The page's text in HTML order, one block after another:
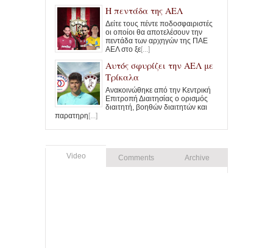
Η πεντάδα της ΑΕΛ
Δείτε τους πέντε ποδοσφαιριστές
οι οποίοι θα αποτελέσουν την
πεντάδα των αρχηγών της ΠΑΕ
ΑΕΛ στο ξε[...]
Αυτός σφυρίζει την ΑΕΛ με
Τρίκαλα
Ανακοινώθηκε από την Κεντρική
Επιτροπή Διαιτησίας ο ορισμός
διαιτητή, βοηθών διαιτητών και
παρατηρη [...]
Video Comments Archive